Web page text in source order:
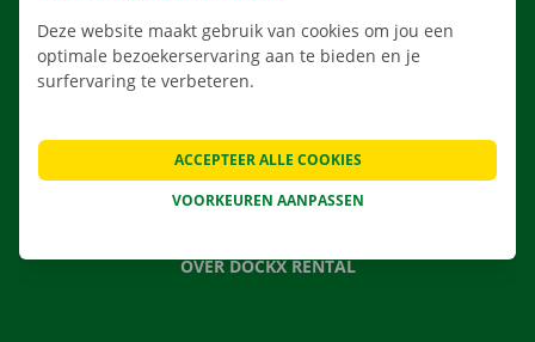
CONTACTEER ONS
NIEUWS
CADEAUBON
OVER DOCKX RENTAL
Deze website maakt gebruik van cookies om jou een
optimale bezoekerservaring aan te bieden en je
surfervaring te verbeteren.
VOORKEUREN AANPASSEN
ACCEPTEER ALLE COOKIES